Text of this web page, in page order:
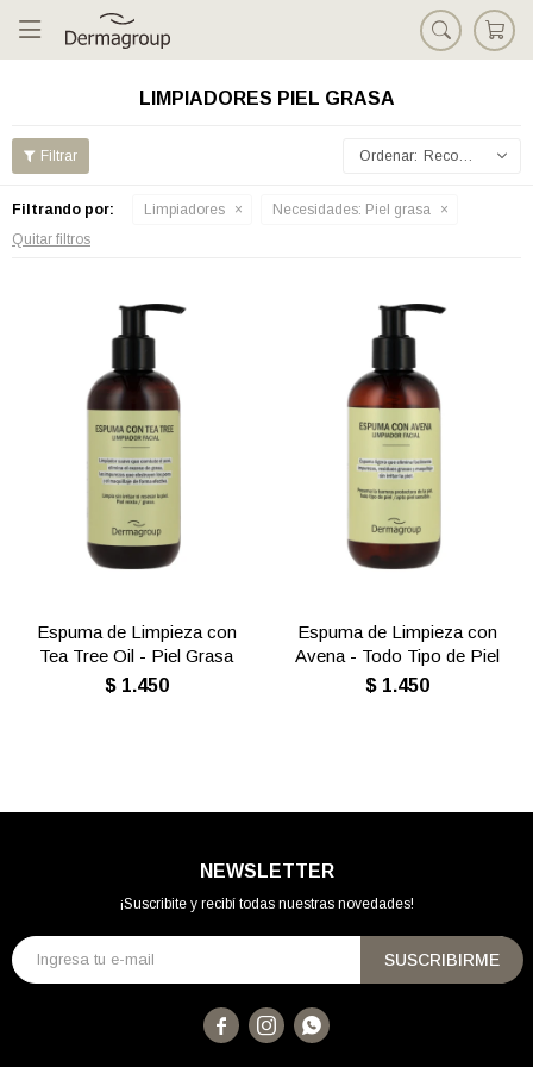

LIMPIADORES PIEL GRASA
Recomendados
Filtrando por: Limpiadores Necesidades: Piel grasa
Quitar filtros
Espuma de Limpieza con
Tea Tree Oil - Piel Grasa
$ 1.450
Espuma de Limpieza con
Avena - Todo Tipo de Piel
$ 1.450
NEWSLETTER
¡Suscribite y recibí todas nuestras novedades!
SUSCRIBIRME
  